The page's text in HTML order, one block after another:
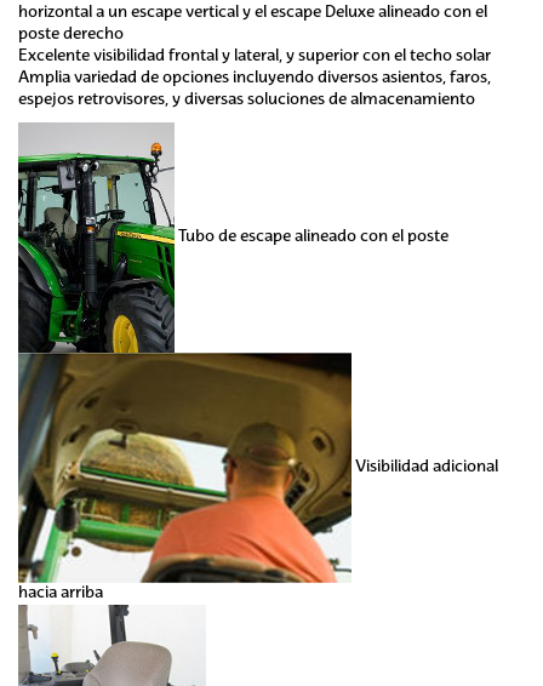
horizontal a un escape vertical y el escape Deluxe alineado con el
poste derecho
Excelente visibilidad frontal y lateral, y superior con el techo solar
Amplia variedad de opciones incluyendo diversos asientos, faros,
espejos retrovisores, y diversas soluciones de almacenamiento
Tubo de escape alineado con el poste
Visibilidad adicional
hacia arriba